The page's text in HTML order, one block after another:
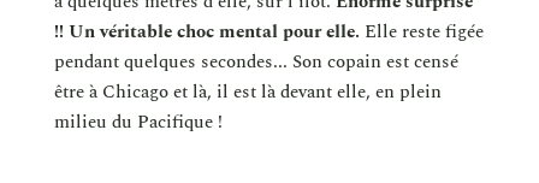
!! Un véritable choc mental pour elle. Elle reste figée
pendant quelques secondes... Son copain est censé
être à Chicago et là, il est là devant elle, en plein
milieu du Pacifique !